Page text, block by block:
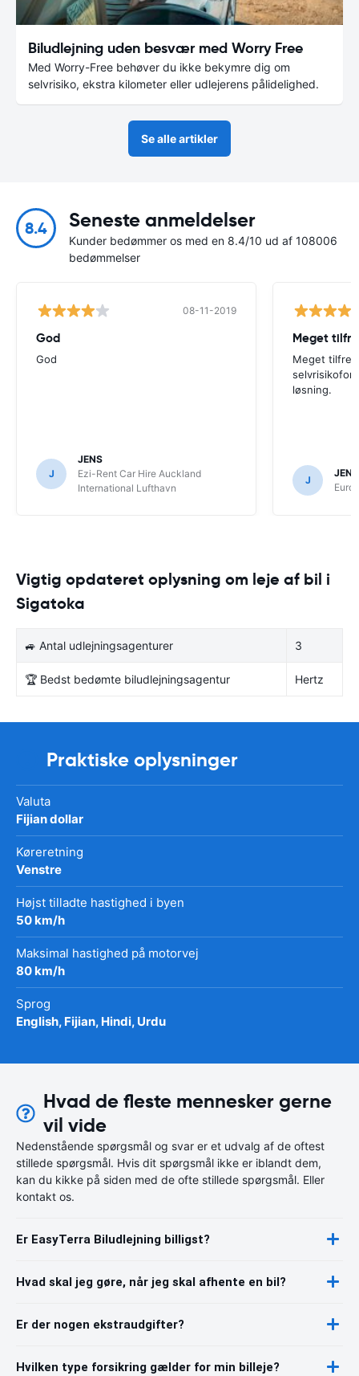
Biludlejning uden besvær med Worry Free
Med Worry-Free behøver du ikke bekymre dig om
selvrisiko, ekstra kilometer eller udlejerens pålidelighed.
Se alle artikler
8.4 Seneste anmeldelser
Kunder bedømmer os med en 8.4/10 ud af 108006
bedømmelser
08-11-2019
God
God
J
JENS
Ezi-Rent Car Hire Auckland
International Lufthavn
Meget
Meget
løsning.
J
Vigtig opdateret oplysning om leje af bil i
Sigatoka
🚙 Antal udlejningsagenturer 3
🏆 Bedst bedømte biludlejningsagentur Hertz
Praktiske oplysninger
Valuta
Fijian dollar
Køreretning
Venstre
Højst tilladte hastighed i byen
50 km/h
Maksimal hastighed på motorvej
80 km/h
Sprog
English, Fijian, Hindi, Urdu
Hvad de fleste mennesker gerne
vil vide
Nedenstående spørgsmål og svar er et udvalg af de oftest
stillede spørgsmål. Hvis dit spørgsmål ikke er iblandt dem,
kan du kikke på siden med de ofte stillede spørgsmål. Eller
kontakt os.
Er EasyTerra Biludlejning billigst?
Hvad skal jeg gøre, når jeg skal afhente en bil?
Er der nogen ekstraudgifter?
Hvilken type forsikring gælder for min billeje?